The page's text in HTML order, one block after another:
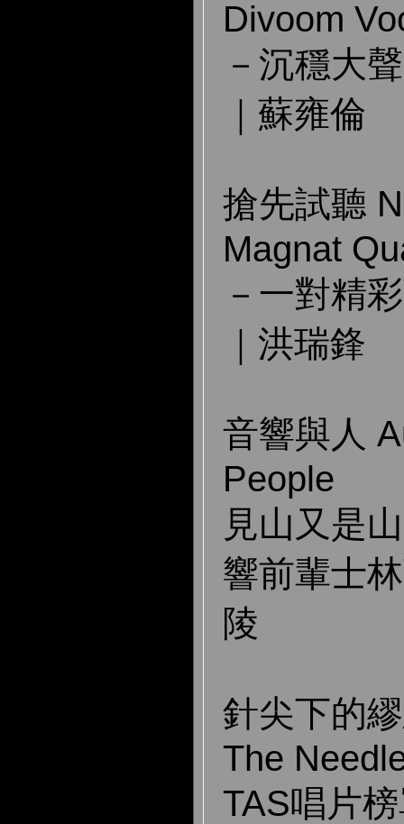
Divoom
－沉穩大
｜蘇雍倫
搶先試聽
Magnat
－一對精
｜洪瑞鋒
音響與人
People
見山又是
響前輩士
陵
針尖下的
The
TAS唱片